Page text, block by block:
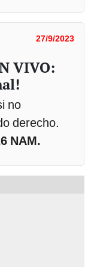
27/9/2023
VIVO:
no
derecho.
NAM.